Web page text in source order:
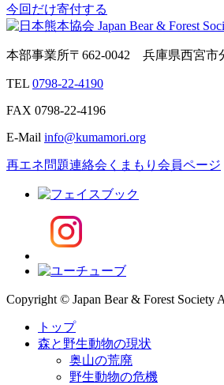
今回だけ寄付する
本部事業所〒662-0042 兵庫県西宮市
TEL 0798-22-4190
FAX 0798-22-4196
E-Mail info@kumamori.org
再エネ問題連絡会 くまもり会員ページ
Copyright © Japan Bear & Forest Society
トップ
森と野生動物の現状
奥山の荒廃
野生動物の危機